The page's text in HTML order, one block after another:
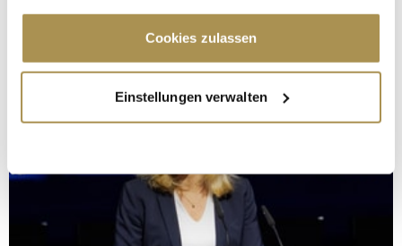
Cookie-Erklärung oder durch Klicken auf das Privacy
Trigger Symbol ändern oder widerrufen
Informationen über Ihre geografische Lage
erfassen, welche bis auf einige Meter genau sein
bestimmten Merkmalen (Fingerprinting) identifizieren
Erfahren Sie mehr darüber, wie Ihre persönlichen Daten
verarbeitet werden, und legen Sie Ihre Präferenzen im
Cookies zulassen
Einstellungen verwalten